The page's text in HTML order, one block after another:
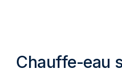
Chauffe-eau